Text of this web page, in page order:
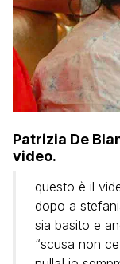
Patrizia De
video.
questo è il
dopo a
sia basito e
“scusa non